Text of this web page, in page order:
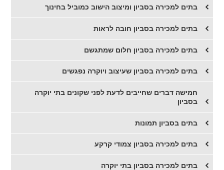
בתים למכירה בסביון ומיצוב הישוב כמוביל בחינוך
בתים למכירה בסביון חובה לראות
בתים למכירה בסביון חלום שמתגשם
בתים למכירה בסביון שעיצוב ויוקרה נפגשים
חמישה דברים שחייבים לדעת לפני שקונים בתי יוקרה
בסביון
בתים בסביון תמונות
בתים למכירה בסביון צמודי קרקע
בתים למכירה בסביון בתי יוקרה